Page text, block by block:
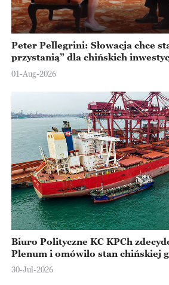
Peter Pellegrini: Słowacja chce
przystanią” dla chińskich
Europejskiej
01-Aug-2026
Biuro Polityczne KC KPCh
Plenum i omówiło stan chińskiej
30-Jul-2026